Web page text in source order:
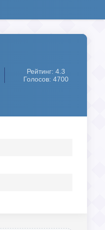
Рейтинг: 4.3
Голосов: 4700